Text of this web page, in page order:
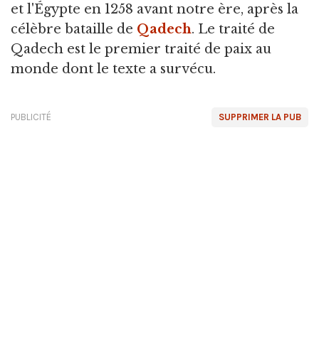
et l'Égypte en 1258 avant notre ère, après la
célèbre bataille de Qadech. Le traité de
Qadech est le premier traité de paix au
monde dont le texte a survécu.
SUPPRIMER LA PUB
PUBLICITÉ